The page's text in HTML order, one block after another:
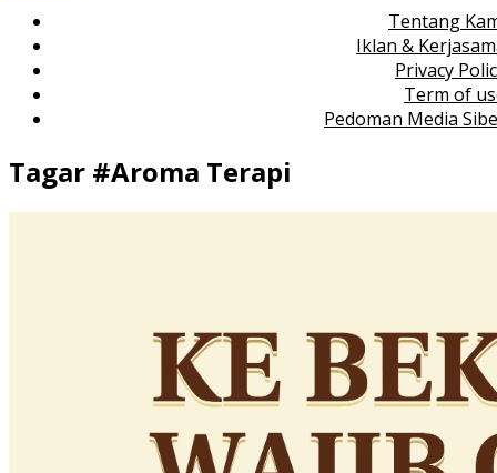
Tentang
Iklan &
Privacy
Term of
Pedoman Media
Tagar #Aroma Terapi